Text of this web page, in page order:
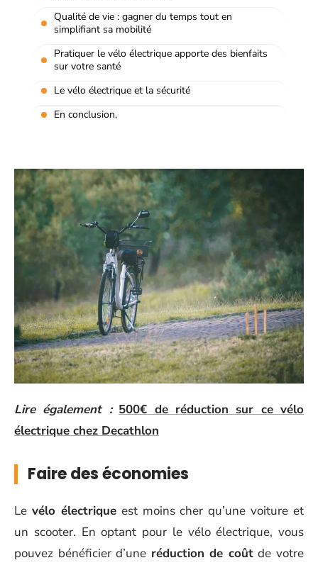
Qualité de vie : gagner du temps tout en
simplifiant sa mobilité
Pratiquer le vélo électrique apporte des bienfaits
sur votre santé
Le vélo électrique et la sécurité
En conclusion,
Lire également : 500€ de réduction sur ce vélo
électrique chez Decathlon
Faire des économies
Le vélo électriqueest moins cher qu’une voiture et
un scooter. En optant pour le vélo électrique, vous
pouvez bénéficier d’une réduction de coûtde votre